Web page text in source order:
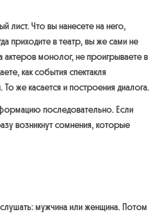
лист. Что вы нанесете на него,
приходите в театр, вы же сами не
монолог, не проигрываете в
как события спектакля
же касается и построения диалога.
последовательно. Если
возникнут сомнения, которые
мужчина или женщина. Потом